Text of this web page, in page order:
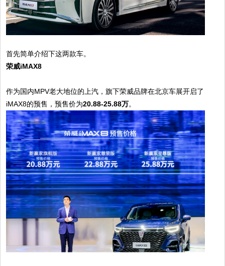
首先简单介绍下这两款车。
荣威iMAX8
作为国内MPV老大地位的上汽，旗下荣威品牌在北京车展开启了
iMAX8的预售，预售价为20.88-25.88万。